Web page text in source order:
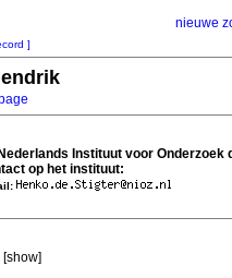
nieuwe
]
Instituut voor Onderzoek
op het instituut:
[show]